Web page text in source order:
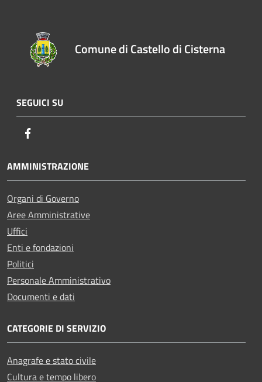
Comune di Castello di Cisterna
SEGUICI SU
AMMINISTRAZIONE
Organi di Governo
Aree Amministrative
Uffici
Enti e fondazioni
Politici
Personale Amministrativo
Documenti e dati
CATEGORIE DI SERVIZIO
Anagrafe e stato civile
Cultura e tempo libero